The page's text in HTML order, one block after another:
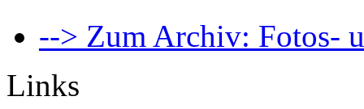
--> Zum Archiv: Fotos-
Links